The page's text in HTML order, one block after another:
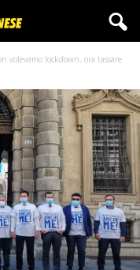
volevamo lockdown, ora tassare